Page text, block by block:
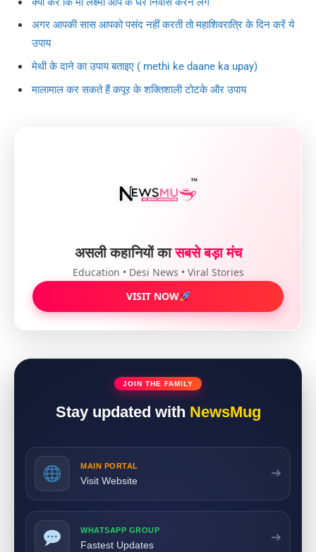
अगर आपकी सास आपको पसंद नहीं करती तो महाशिवरात्रि के दिन करें ये
उपाय
मेथी के दाने का उपाय बताइए ( methi ke daane ka upay)
मालामाल कर सकते हैं कपूर के शक्तिशाली टोटके और उपाय
असली कहानियों कासबसे बड़ा मंच
Education • Desi News • Viral Stories
VISIT NOW
JOIN THE FAMILY
Stay updated with NewsMug
MAIN PORTAL
Visit Website
➔
WHATSAPP GROUP
Fastest Updates
➔